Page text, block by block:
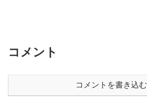
コメント
コメントを書き込む